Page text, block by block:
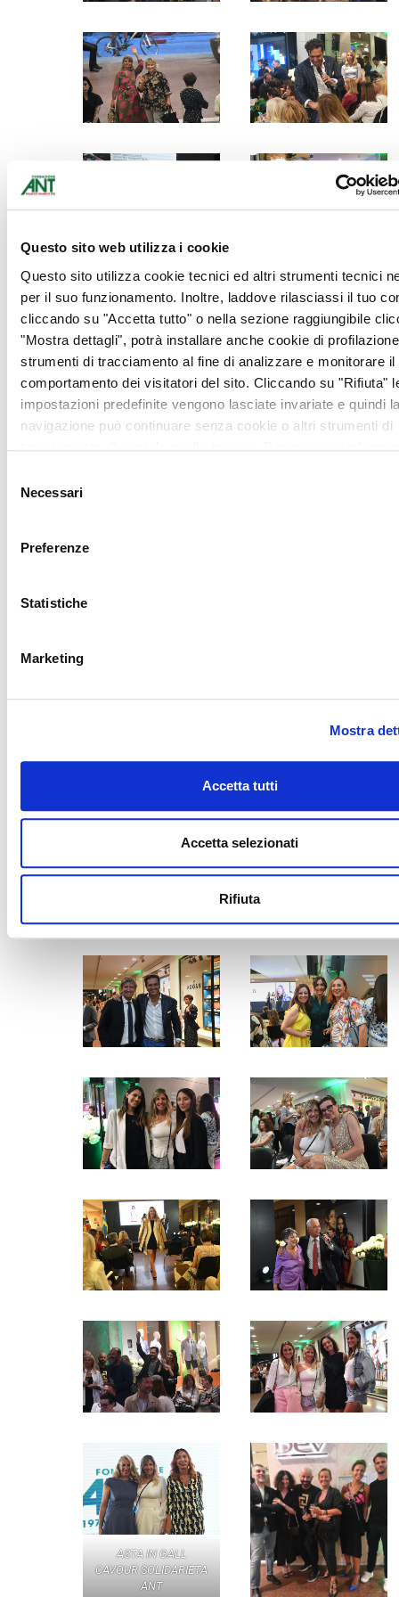
Questo sito web utilizza i cookie
Questo sito utilizza cookie tecnici ed altri strumenti tecnici
per il suo funzionamento. Inoltre, laddove rilasciassi il tuo
cliccando su "Accetta tutto" o nella sezione raggiungibile
"Mostra dettagli", potrà installare anche cookie di
strumenti di tracciamento al fine di analizzare e monitorare il
comportamento dei visitatori del sito. Cliccando su "Rifiuta"
impostazioni predefinite vengono lasciate invariate e quindi
navigazione può continuare senza cookie o altri strumenti di
delNecessari
Preferenze
Statistiche
Marketing
Mostra
Accetta tutti
Accetta selezionati
Rifiuta
ASTA IN GALL
ASTA IN GALL
CAVOUR SOLIDARIETA
ANT